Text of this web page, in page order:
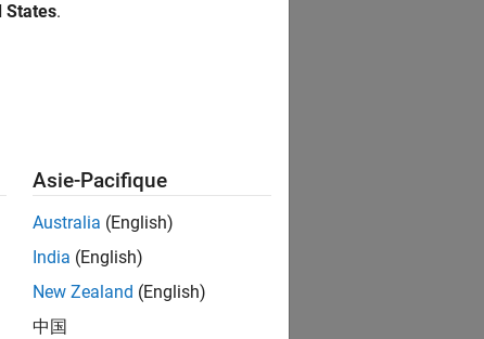
States.
Asie-Pacifique
Australia (English)
India (English)
New Zealand (English)
中国